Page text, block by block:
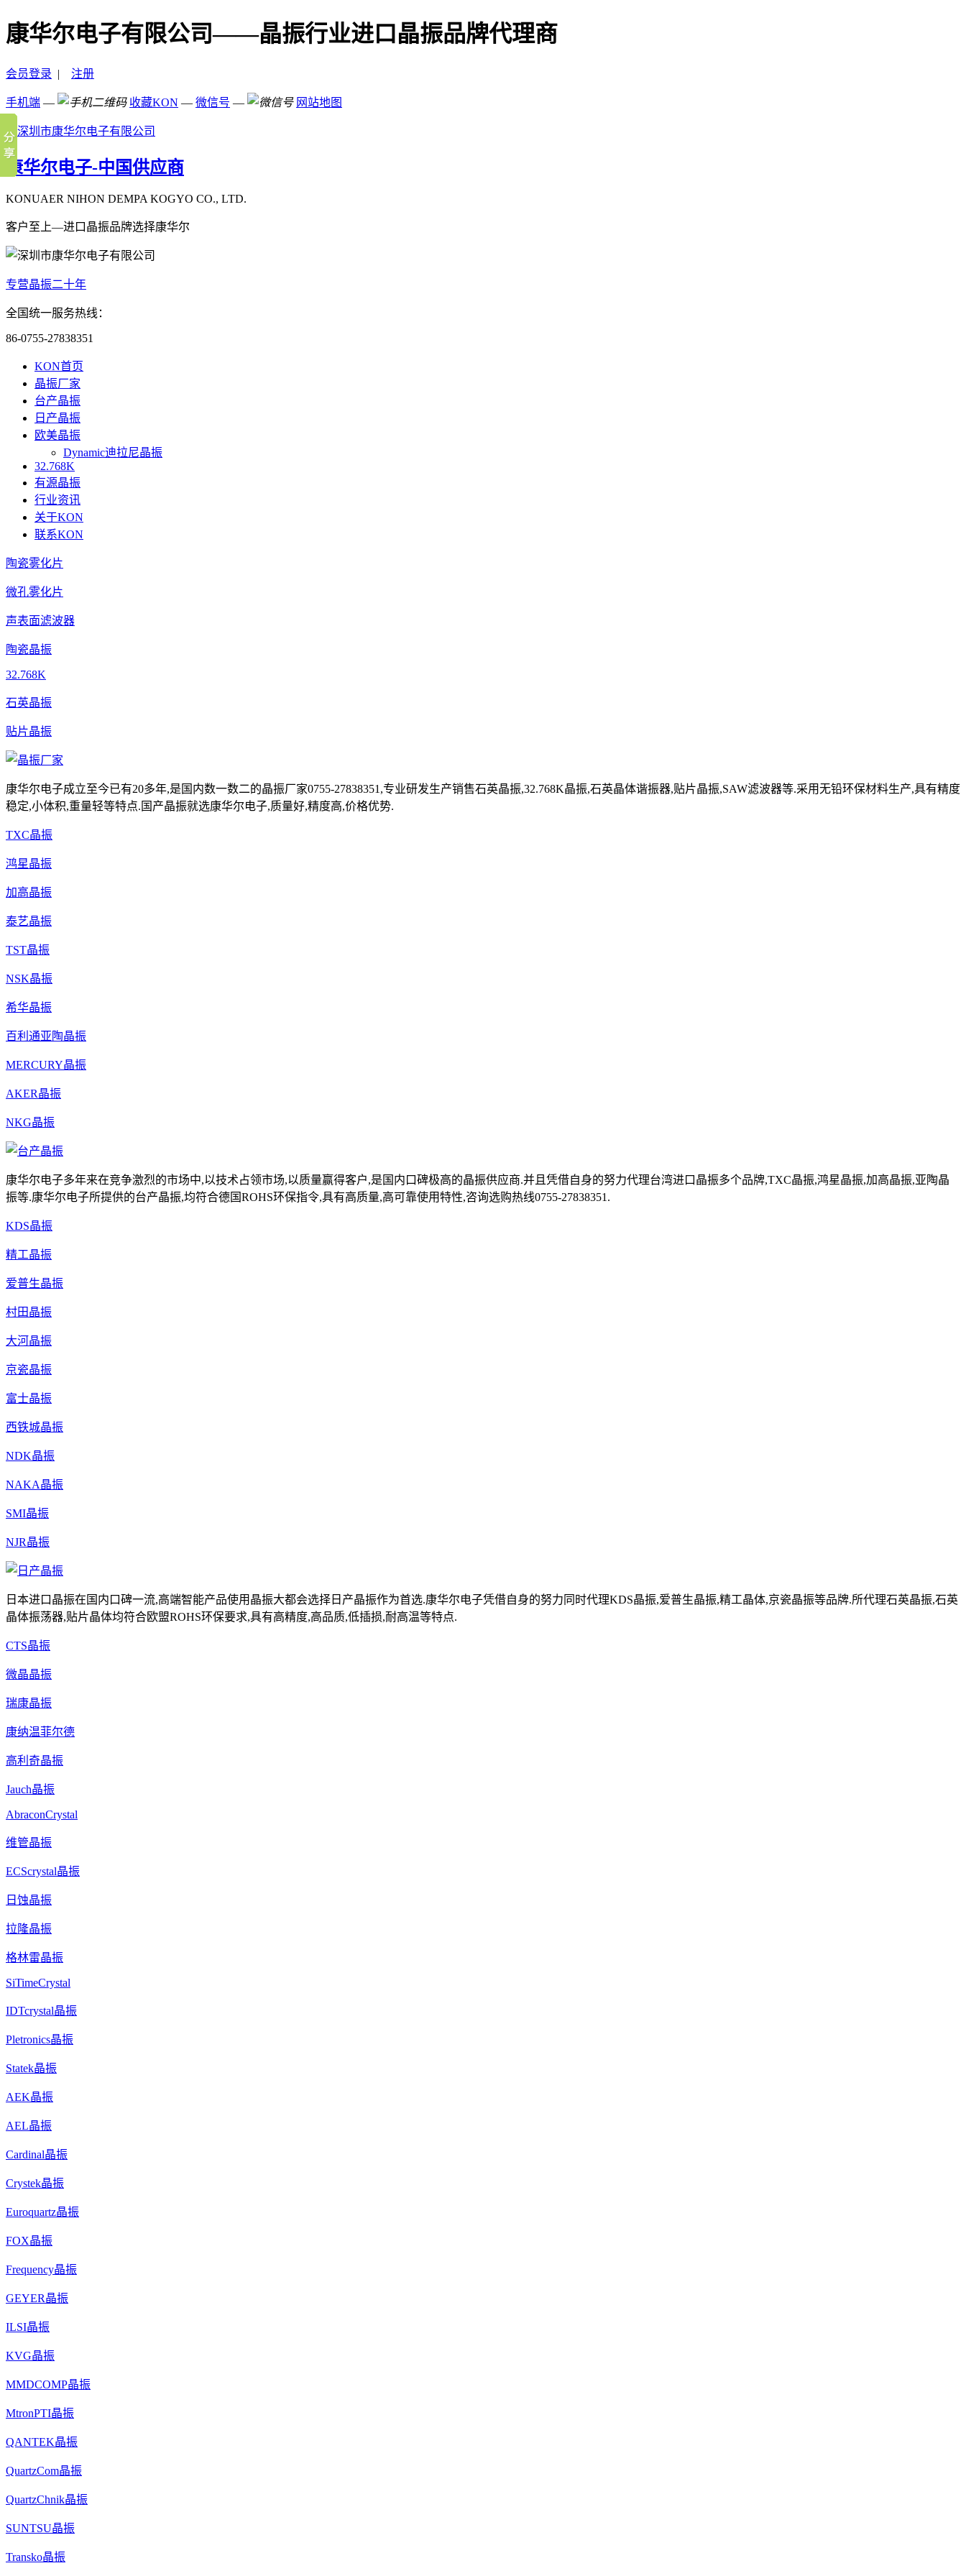
康华尔电子有限公司——晶振行业进口晶振品牌代理商
会员登录 | 注册
手机端 — 收藏KON — 微信号 — 网站地图
康华尔电子-中国供应商
KONUAER NIHON DEMPA KOGYO CO., LTD.
客户至上—进口晶振品牌选择康华尔
专营晶振二十年
全国统一服务热线：
86-0755-27838351
KON首页
晶振厂家
台产晶振
日产晶振
欧美晶振
Dynamic迪拉尼晶振
32.768K
有源晶振
行业资讯
关于KON
联系KON
陶瓷雾化片
微孔雾化片
声表面滤波器
陶瓷晶振
32.768K
石英晶振
贴片晶振
康华尔电子成立至今已有20多年,是国内数一数二的晶振厂家0755-27838351,专业研发生产销售石英晶振,32.768K晶振,石英晶体谐振器,贴片晶振,SAW滤波器等.采用无铅环保材料生产,具有精度
稳定,小体积,重量轻等特点.国产晶振就选康华尔电子,质量好,精度高,价格优势.
TXC晶振
鸿星晶振
加高晶振
泰艺晶振
TST晶振
NSK晶振
希华晶振
百利通亚陶晶振
MERCURY晶振
AKER晶振
NKG晶振
康华尔电子多年来在竞争激烈的市场中,以技术占领市场,以质量赢得客户,是国内口碑极高的晶振供应商.并且凭借自身的努力代理台湾进口晶振多个品牌,TXC晶振,鸿星晶振,加高晶振,亚陶晶
振等.康华尔电子所提供的台产晶振,均符合德国ROHS环保指令,具有高质量,高可靠使用特性,咨询选购热线0755-27838351.
KDS晶振
精工晶振
爱普生晶振
村田晶振
大河晶振
京瓷晶振
富士晶振
西铁城晶振
NDK晶振
NAKA晶振
SMI晶振
NJR晶振
日本进口晶振在国内口碑一流,高端智能产品使用晶振大都会选择日产晶振作为首选.康华尔电子凭借自身的努力同时代理KDS晶振,爱普生晶振,精工晶体,京瓷晶振等品牌.所代理石英晶振,石英
晶体振荡器,贴片晶体均符合欧盟ROHS环保要求,具有高精度,高品质,低插损,耐高温等特点.
CTS晶振
微晶晶振
瑞康晶振
康纳温菲尔德
高利奇晶振
Jauch晶振
AbraconCrystal
维管晶振
ECScrystal晶振
日蚀晶振
拉隆晶振
格林雷晶振
SiTimeCrystal
IDTcrystal晶振
Pletronics晶振
Statek晶振
AEK晶振
AEL晶振
Cardinal晶振
Crystek晶振
Euroquartz晶振
FOX晶振
Frequency晶振
GEYER晶振
ILSI晶振
KVG晶振
MMDCOMP晶振
MtronPTI晶振
QANTEK晶振
QuartzCom晶振
QuartzChnik晶振
SUNTSU晶振
Transko晶振